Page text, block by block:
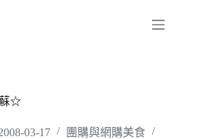
蘇☆
03-17
團購與網購美食